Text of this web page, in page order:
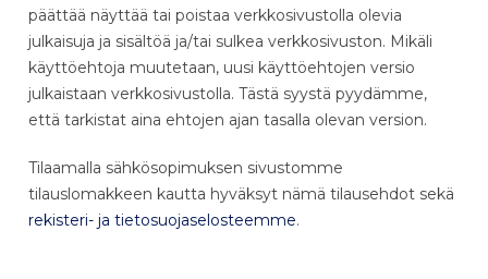
päättää näyttää tai poistaa verkkosivustolla olevia
julkaisuja ja sisältöä ja/tai sulkea verkkosivuston. Mikäli
käyttöehtoja muutetaan, uusi käyttöehtojen versio
julkaistaan verkkosivustolla. Tästä syystä pyydämme,
että tarkistat aina ehtojen ajan tasalla olevan version.
Tilaamalla sähkösopimuksen sivustomme
tilauslomakkeen kautta hyväksyt nämä tilausehdot sekä
rekisteri- ja tietosuojaselosteemme.